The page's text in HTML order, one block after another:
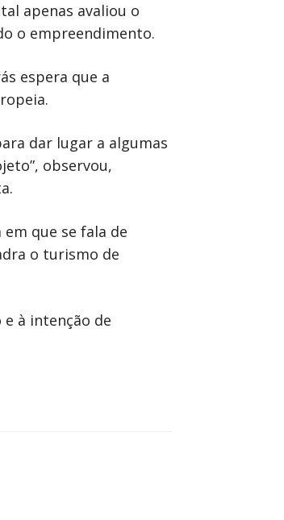
apenas avaliou o
o empreendimento.
espera que a
dar lugar a algumas
observou,
que se fala de
o turismo de
à intenção de